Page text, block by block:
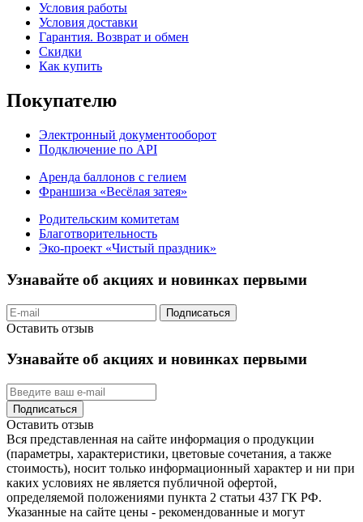
Условия работы
Условия доставки
Гарантия. Возврат и обмен
Скидки
Как купить
Покупателю
Электронный документооборот
Подключение по API
Аренда баллонов с гелием
Франшиза «Весёлая затея»
Родительским комитетам
Благотворительность
Эко-проект «Чистый праздник»
Узнавайте об акциях и новинках первыми
Подписаться
Оставить отзыв
Узнавайте об акциях и новинках первыми
Подписаться
Оставить отзыв
Вся представленная на сайте информация о продукции
(параметры, характеристики, цветовые сочетания, а также
стоимость), носит только информационный характер и ни при
каких условиях не является публичной офертой,
определяемой положениями пункта 2 статьи 437 ГК РФ.
Указанные на сайте цены - рекомендованные и могут